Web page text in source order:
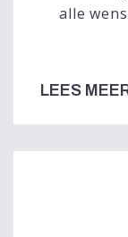
alle
LEES